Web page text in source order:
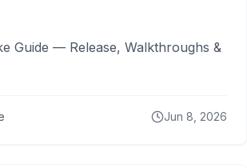
Guide — Release, Walkthroughs &
Jun 8, 2026